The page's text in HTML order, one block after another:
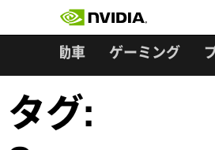
自動車 ゲーミング
タグ: